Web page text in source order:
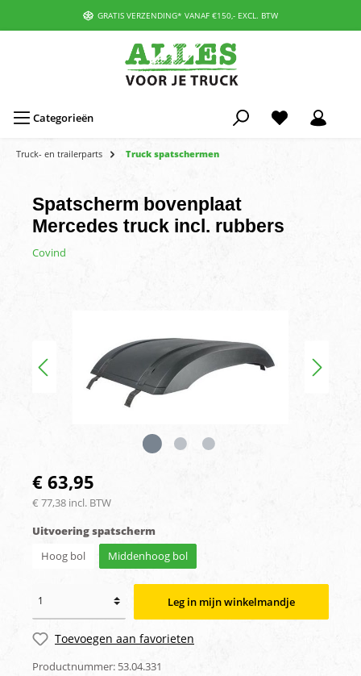
GRATIS VERZENDING* VANAF €150,- EXCL. BTW
Categorieën
Truck- en trailerparts Truck spatschermen
Spatscherm bovenplaat
Mercedes truck incl. rubbers
Covind
€ 63,95
€ 77,38 incl. BTW
Uitvoering spatscherm
Hoog bol
Middenhoog bol
Leg in mijn winkelmandje
Toevoegen aan favorieten
Productnummer: 53.04.331